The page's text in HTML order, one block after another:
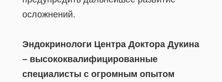
осложнений.
Эндокринологи Центра Доктора Дукина
– высококвалифицированные
специалисты с огромным опытом